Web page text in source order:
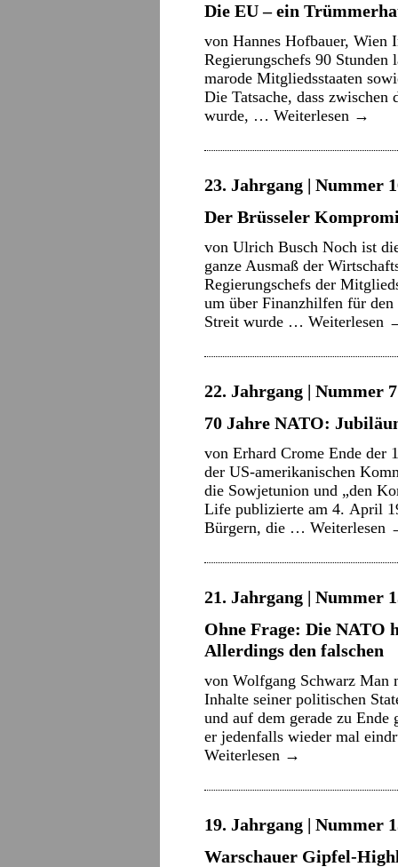
Die EU – ein
von Hannes Hofbauer, Wien
Regierungschefs 90
marode Mitgliedsstaaten
Die Tatsache, dass zwischen
wurde, … Weiterlesen →
23. Jahrgang | Nummer
Der Brüsseler
von Ulrich Busch Noch ist
ganze Ausmaß der
Regierungschefs der
um über Finanzhilfen für den
Streit wurde … Weiterlesen
22. Jahrgang | Nummer
70 Jahre NATO:
von Erhard Crome Ende der
der US-amerikanischen
die Sowjetunion und „den
Life publizierte am 4. April
Bürgern, die … Weiterlesen
21. Jahrgang | Nummer
Ohne Frage: Die NATO
Allerdings den falschen
von Wolfgang Schwarz Man
Inhalte seiner politischen
und auf dem gerade zu
er jedenfalls wieder mal
Weiterlesen →
19. Jahrgang | Nummer
Warschauer Gipfel-